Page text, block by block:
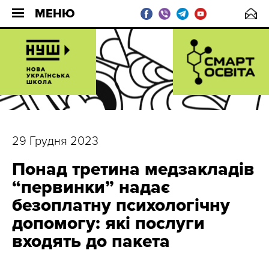
МЕНЮ
29 Грудня 2023
Понад третина медзакладів
“первинки” надає
безоплатну психологічну
допомогу: які послуги
входять до пакета